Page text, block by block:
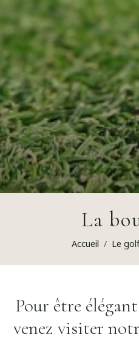
La
Accueil Le golf
Pour être
venez visiter